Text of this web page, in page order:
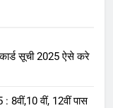
सूची 2025 ऐसे करे
वीं, 12वीं पास